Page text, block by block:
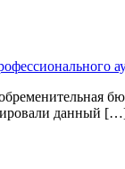
данный